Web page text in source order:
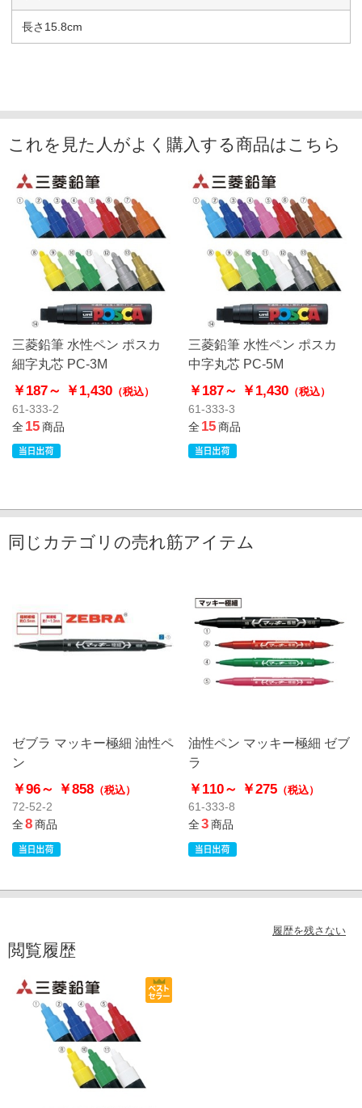
長さ15.8cm
これを見た人がよく購入する商品はこちら
三菱鉛筆 水性ペン ポスカ
細字丸芯 PC-3M
￥187～ ￥1,430 （税込）
61-333-2
全15商品
三菱鉛筆 水性ペン ポスカ
中字丸芯 PC-5M
￥187～ ￥1,430（税込）
61-333-3
全15商品
同じカテゴリの売れ筋アイテム
ゼブラ マッキー極細 油性ペ
ン
￥96～ ￥858 （税込）
72-52-2
全8商品
油性ペン マッキー極細 ゼブ
ラ
￥110～ ￥275（税込）
61-333-8
全3商品
履歴を残さない
閲覧履歴